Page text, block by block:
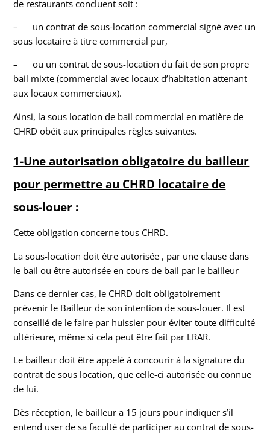
de restaurants concluent soit :
– un contrat de sous-location commercial signé avec un
sous locataire à titre commercial pur,
– ou un contrat de sous-location du fait de son propre
bail mixte (commercial avec locaux d’habitation attenant
aux locaux commerciaux).
Ainsi, la sous location de bail commercial en matière de
CHRD obéit aux principales règles suivantes.
1-Une autorisation obligatoire du bailleur
pour permettre au CHRD locataire de
sous-louer :
Cette obligation concerne tous CHRD.
La sous-location doit être autorisée , par une clause dans
le bail ou être autorisée en cours de bail par le bailleur
Dans ce dernier cas, le CHRD doit obligatoirement
prévenir le Bailleur de son intention de sous-louer. Il est
conseillé de le faire par huissier pour éviter toute difficulté
ultérieure, même si cela peut être fait par LRAR.
Le bailleur doit être appelé à concourir à la signature du
contrat de sous location, que celle-ci autorisée ou connue
de lui.
Dès réception, le bailleur a 15 jours pour indiquer s’il
entend user de sa faculté de participer au contrat de sous-